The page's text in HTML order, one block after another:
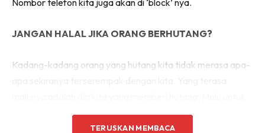
JANGAN HALAL JIKA ORANG BERHUTANG?
Kadang-kadang orang yang hutang kita tidak merasa apa-
menuntutnya kembali.
TERUSKAN MEMBACA